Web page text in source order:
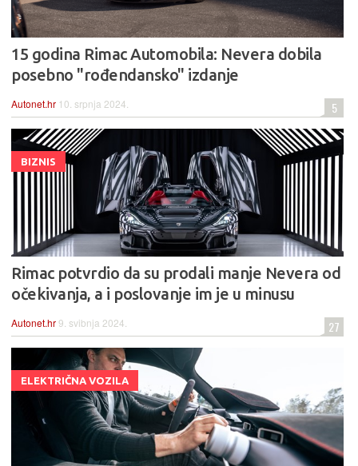
15 godina Rimac Automobila: Nevera dobila
posebno "rođendansko" izdanje
Autonet.hr 10. srpnja 2024. 5
BIZNIS
Rimac potvrdio da su prodali manje Nevera od
očekivanja, a i poslovanje im je u minusu
Autonet.hr9. svibnja 2024. 27
ELEKTRIČNA VOZILA